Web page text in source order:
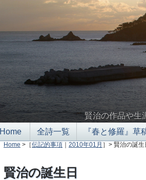
賢治の作品や生
Home
全詩一覧 『春と修羅』草
Home >［伝記的事項 ｜ 2010年01月 ］> 賢治の誕生
賢治の誕生日